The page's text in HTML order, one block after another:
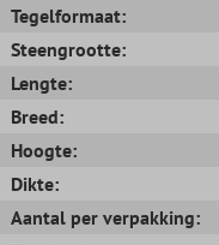
Tegelformaat:
Steengrootte:
Lengte:
Breed:
Hoogte:
Dikte:
Aantal per verpakking: